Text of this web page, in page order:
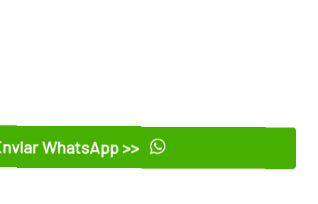
WhatsApp >>